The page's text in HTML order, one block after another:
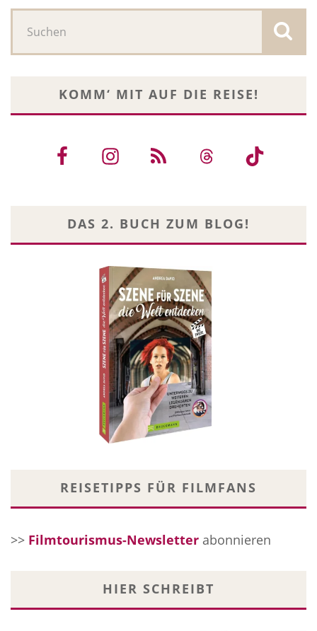
KOMM‘ MIT AUF DIE REISE!
DAS 2. BUCH ZUM BLOG!
REISETIPPS FÜR FILMFANS
>> Filmtourismus-Newsletter abonnieren
HIER SCHREIBT